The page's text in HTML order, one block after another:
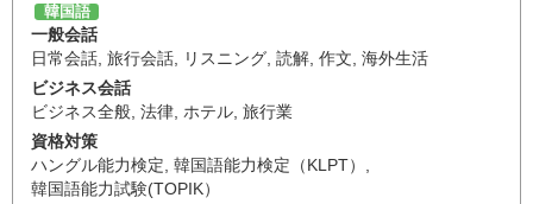
韓国語
一般会話
日常会話 旅行会話 リスニング 読解 作文 海外生活
ビジネス会話
ビジネス全般 法律 ホテル 旅行業
資格対策
ハングル能力検定 韓国語能力検定（KLPT）
韓国語能力試験(TOPIK）